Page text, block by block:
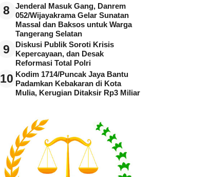
8
Jenderal Masuk Gang, Danrem
052/Wijayakrama Gelar Sunatan
Massal dan Baksos untuk Warga
Tangerang Selatan
9
Diskusi Publik Soroti Krisis
Kepercayaan, dan Desak
Reformasi Total Polri
10 Kodim 1714/Puncak Jaya Bantu
Padamkan Kebakaran di Kota
Mulia, Kerugian Ditaksir Rp3 Miliar